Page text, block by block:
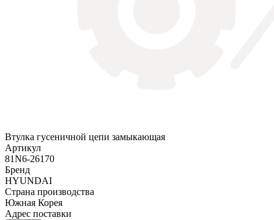
Втулка гусеничной цепи замыкающая
Артикул
81N6-26170
Бренд
HYUNDAI
Страна производства
Южная Корея
Адрес поставки